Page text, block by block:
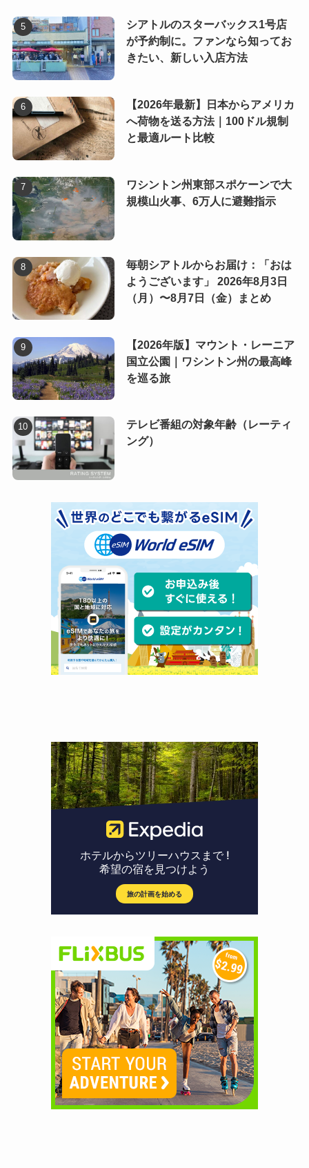
シアトルのスターバックス1号店
が予約制に。ファンなら知ってお
きたい、新しい入店方法
【2026年最新】日本からアメリカ
へ荷物を送る方法｜100ドル規制
と最適ルート比較
ワシントン州東部スポケーンで大
規模山火事、6万人に避難指示
毎朝シアトルからお届け：「おは
ようございます」 2026年8月3日
（月）〜8月7日（金）まとめ
【2026年版】マウント・レーニア
国立公園｜ワシントン州の最高峰
を巡る旅
テレビ番組の対象年齢（レーティ
ング）